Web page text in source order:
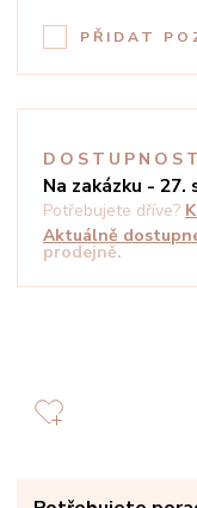
PŘIDAT
DOSTUPNOST
Na zakázku - 27.
Potřebujete dříve?
Aktuálně
prodejně.